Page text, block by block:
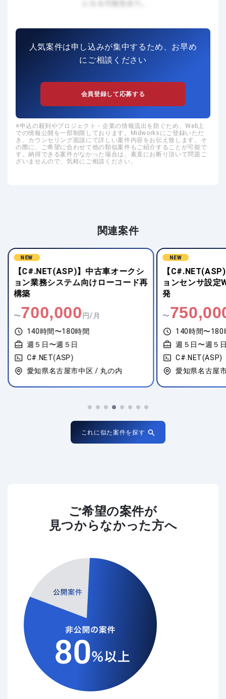
人気案件は申し込みが集中するため、お早め
にご相談ください
会員登録して応募する
申込の殺到やプロジェクト・企業の情報流出を防ぐため、Web上
での情報公開を一部制限しております。Midworksにご登録いただ
き、カウンセリング面談にて詳しい案件内容をお伝え致します。そ
の際に、ご希望に合わせて他の類似案件もご紹介することが可能で
す。納得できる案件がなかった場合は、素直にお断り頂いて問題ご
ざいませんので、気軽にご相談ください。
関連案件
NEW
【C#.NET(ASP)】中古車オークシ
ョン業務システム向けローコード再
構築
〜700,000円/月
140時間〜180時間
週５日〜週５日
C#.NET(ASP)
愛知県名古屋市中区 / 丸の内
NEW
【
ョンセンサ設定
発
〜
140時間〜180
週５日〜週５
C#.NET(ASP)
愛知県名古屋
これに似た案件を探す
ご希望の案件が
見つからなかった方へ